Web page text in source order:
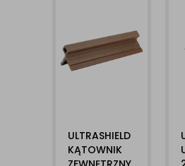
ULTRASHIELD
KĄTOWNIK